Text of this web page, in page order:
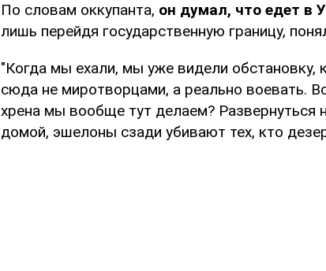
По словам оккупанта, он думал, что едет в
лишь перейдя государственную границу,
"Когда мы ехали, мы уже видели обстановку,
сюда не миротворцами, а реально воевать.
хрена мы вообще тут делаем? Развернуться
домой, эшелоны сзади убивают тех, кто